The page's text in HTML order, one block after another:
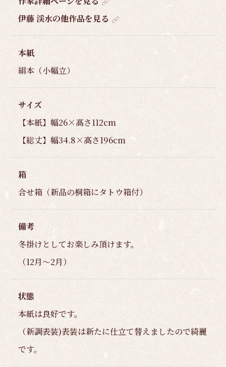
伊藤 渓水の他作品を見る
本紙
絹本（小幅立）
サイズ
【本紙】幅26×高さ112cm
【総丈】幅34.8×高さ196cm
箱
合せ箱（新品の桐箱にタトウ箱付）
備考
冬掛けとしてお楽しみ頂けます。
（12月～2月）
状態
本紙は良好です。
（新調表装)表装は新たに仕立て替えましたので綺麗
です。